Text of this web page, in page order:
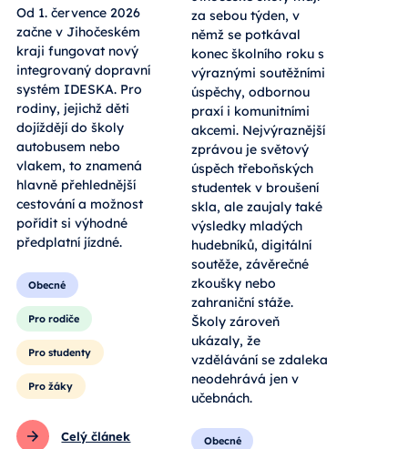
Od 1. července 2026
začne v Jihočeském
kraji fungovat nový
integrovaný dopravní
systém IDESKA. Pro
rodiny, jejichž děti
dojíždějí do školy
autobusem nebo
vlakem, to znamená
hlavně přehlednější
cestování a možnost
pořídit si výhodné
předplatní jízdné.
Obecné
Pro rodiče
Pro studenty
Pro žáky
Celý článek
za sebou týden, v
němž se potkával
konec školního roku s
výraznými soutěžními
úspěchy, odbornou
praxí i komunitními
akcemi. Nejvýraznější
zprávou je světový
úspěch třeboňských
studentek v broušení
skla, ale zaujaly také
výsledky mladých
hudebníků, digitální
soutěže, závěrečné
zkoušky nebo
zahraniční stáže.
Školy zároveň
ukázaly, že
vzdělávání se zdaleka
neodehrává jen v
učebnách.
Obecné